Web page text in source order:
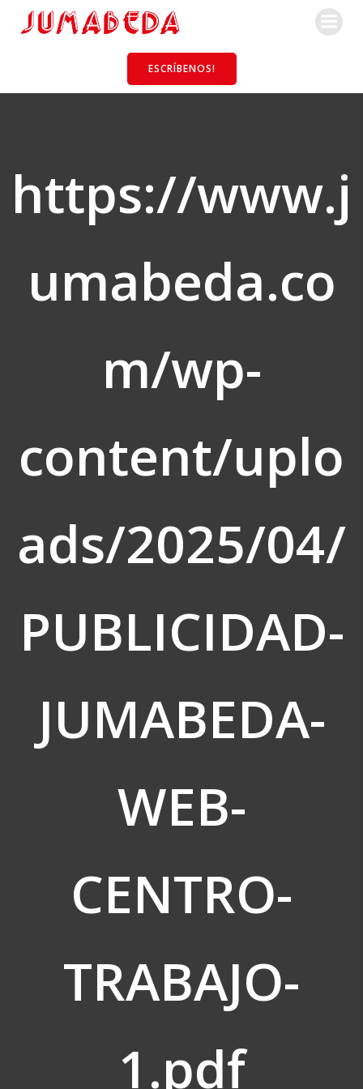
ESCRÍBENOS!
https://www.j
umabeda.co
m/wp-
content/uplo
ads/2025/04/
PUBLICIDAD-
JUMABEDA-
WEB-
CENTRO-
TRABAJO-
1.pdf